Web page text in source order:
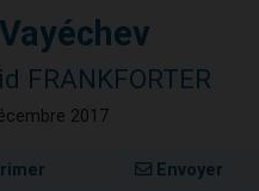
FRANKFORTER
2017
Envoyer